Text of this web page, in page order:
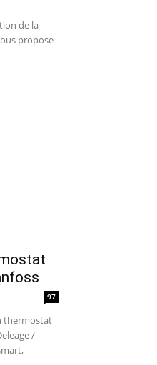
de la
propose
97
thermostat
/